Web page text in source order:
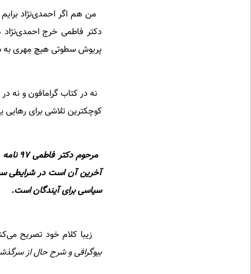
من هم اگر احمدی‌نژاد
دکتر فاطمی خرج
پریوش سطوتی هیچ مِهری
کوچکترین تلاشی برای
آخرین آن است در شرایطی
سیاسی برای آیندگان است.
زیبا ‌کلام خود تصریح
بیوگرافی و شرح حال از